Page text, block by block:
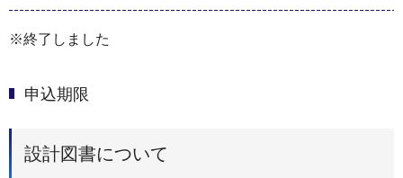
※終了しました
申込期限
設計図書について